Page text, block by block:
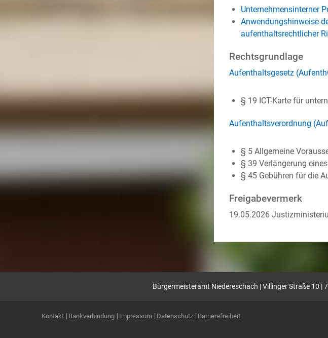
Unternehmensinterner
Anwendungshinweise
aufenthaltsrechtlicher
Rechtsgrundlage
Aufenthaltsgesetz
§ 19 ICT-Karte für
Aufenthaltsverordnung
§ 5 Allgemeine
§ 39 Verlängerung
§ 45 Gebühren für die
Freigabevermerk
19.05.2026
Bürgermeisteramt Niedereschach | Villinger Straße 10 |
Kontakt Bankverbindung Impressum Datenschutz Barrierefreiheit